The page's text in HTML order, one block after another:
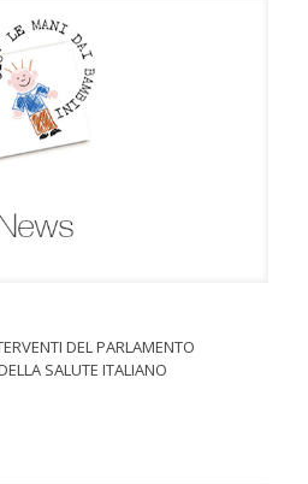
DEL PARLAMENTO
SALUTE ITALIANO